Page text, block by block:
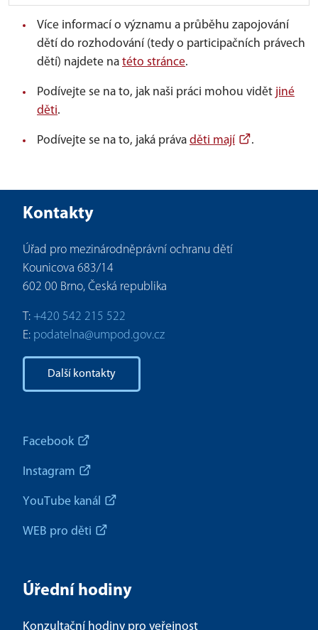
Více informací o významu a průběhu zapojování
dětí do rozhodování (tedy o participačních právech
dětí) najdete na této stránce.
Podívejte se na to, jak naši práci mohou vidět jiné
děti.
Podívejte se na to, jaká práva děti mají .
Kontakty
Úřad pro mezinárodněprávní ochranu dětí
Kounicova 683/14
602 00 Brno, Česká republika
T: +420 542 215 522
E: podatelna@umpod.gov.cz
Další kontakty
Facebook
Instagram
YouTube kanál
WEB pro děti
Úřední hodiny
Konzultační hodiny pro veřejnost